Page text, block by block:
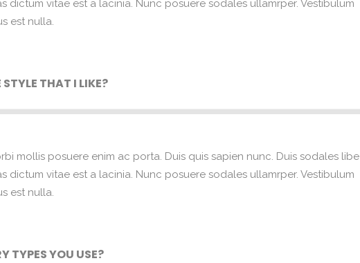
dictum vitae est a lacinia. Nunc posuere sodales ullamrper. Vestibulum
est nulla.
THAT I LIKE?
mollis posuere enim ac porta. Duis quis sapien nunc. Duis sodales libe
dictum vitae est a lacinia. Nunc posuere sodales ullamrper. Vestibulum
est nulla.
TYPES YOU USE?